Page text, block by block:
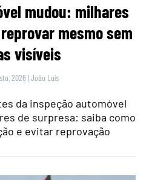
mudou: milhares
mesmo sem
visíveis
2026 |João Luís
da inspeção automóvel
de surpresa: saiba como
e evitar reprovação